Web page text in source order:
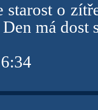
starost o
má dost